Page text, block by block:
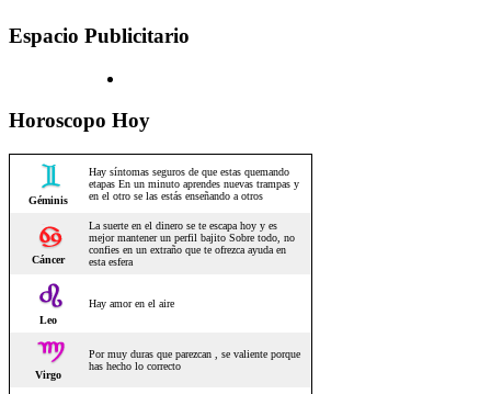
Espacio Publicitario
Horoscopo Hoy